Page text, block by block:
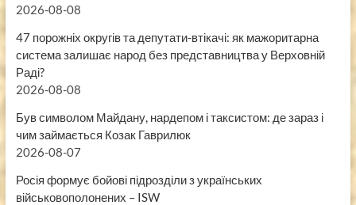
2026-08-08
47 порожніх округів та депутати-втікачі: як мажоритарна
система залишає народ без представництва у Верховній
Раді?
2026-08-08
Був символом Майдану, нардепом і таксистом: де зараз і
чим займається Козак Гаврилюк
2026-08-07
Росія формує бойові підрозділи з українських
військовополонених – ISW